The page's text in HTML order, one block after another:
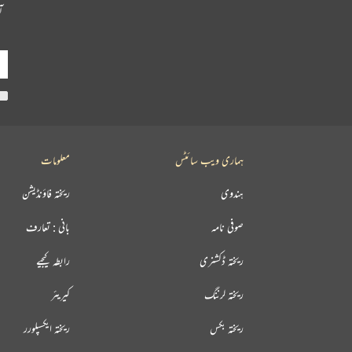
معلومات
ریختہ فاؤنڈیشن
بانی : تعارف
رابطہ کیجیے
کیریئر
ریختہ ایکسپلورر
ہماری ویب سائٹس
ہندوی
صوفی نامہ
ریختہ ڈکشنری
ریختہ لرننگ
ریختہ بکس